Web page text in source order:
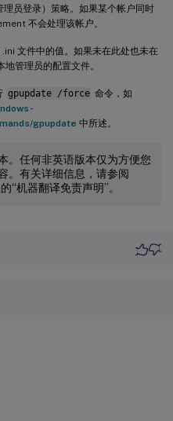
理员登录）策略。如果某个帐户同时
不会处理该帐户。
文件中的值。如果未在此处也未在
管理员的配置文件。
gpupdate /force 命令，如
gpupdate 中所述。
。任何非英语版本仅为方便您
。有关详细信息，请参阅
的“机器翻译免责声明”。